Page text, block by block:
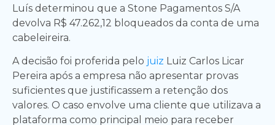
Luís determinou que a Stone Pagamentos S/A
devolva R$ 47.262,12 bloqueados da conta de uma
cabeleireira.
A decisão foi proferida pelo juiz Luiz Carlos Licar
Pereira após a empresa não apresentar provas
suficientes que justificassem a retenção dos
valores. O caso envolve uma cliente que utilizava a
plataforma como principal meio para receber